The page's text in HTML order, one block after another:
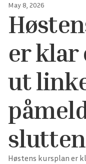
May 8, 2026
er klar
ut
Høstens kursplan er